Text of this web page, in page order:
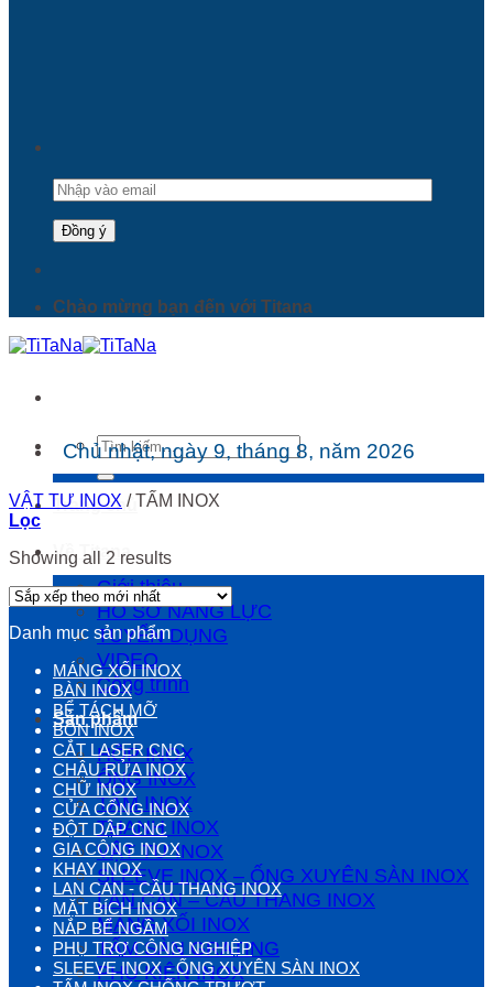
Chào mừng bạn đến với Titana
Tìm
kiếm:
Trang chủ
Về Titana
Giới thiệu
HỒ SƠ NĂNG LỰC
TUYỂN DỤNG
VIDEO
Công trình
Sản phẩm
HỘP INOX
ỐNG INOX
TẤM INOX
THANH INOX
VẬT TƯ INOX
SLEEVE INOX – ỐNG XUYÊN SÀN INOX
LAN CAN – CẦU THANG INOX
MÁNG XỐI INOX
TẤM SÀN GRATING
PHỤ KIỆN INOX
Chủ nhật, ngày 9, tháng 8, năm 2026
VẬT TƯ INOX /TẤM INOX
Lọc
Showing all 2 results
Danh mục sản phẩm
MÁNG XỐI INOX
BÀN INOX
BỂ TÁCH MỠ
BỒN INOX
CẮT LASER CNC
CHẬU RỬA INOX
CHỮ INOX
CỬA CỔNG INOX
ĐỘT DẬP CNC
GIA CÔNG INOX
KHAY INOX
LAN CAN - CẦU THANG INOX
MẶT BÍCH INOX
NẮP BỂ NGẦM
PHỤ TRỢ CÔNG NGHIỆP
SLEEVE INOX - ỐNG XUYÊN SÀN INOX